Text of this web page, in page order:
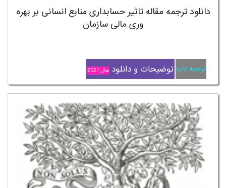
دانلود ترجمه مقاله تاثیر حسابداری منابع انسانی بر بهره
وری مالی سازمان
ترجمه دارد توضیحات و دانلود سال 2021